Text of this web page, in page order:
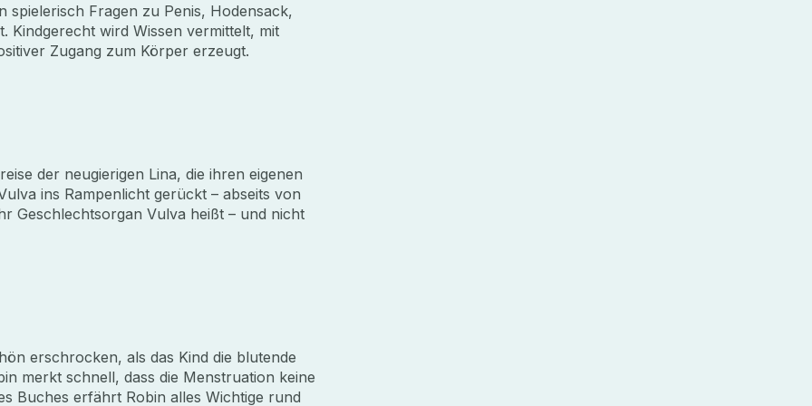
spielerisch Fragen zu Penis, Hodensack,
Kindgerecht wird Wissen vermittelt, mit
Zugang zum Körper erzeugt.
der neugierigen Lina, die ihren eigenen
ins Rampenlicht gerückt – abseits von
Geschlechtsorgan Vulva heißt – und nicht
erschrocken, als das Kind die blutende
merkt schnell, dass die Menstruation keine
Buches erfährt Robin alles Wichtige rund